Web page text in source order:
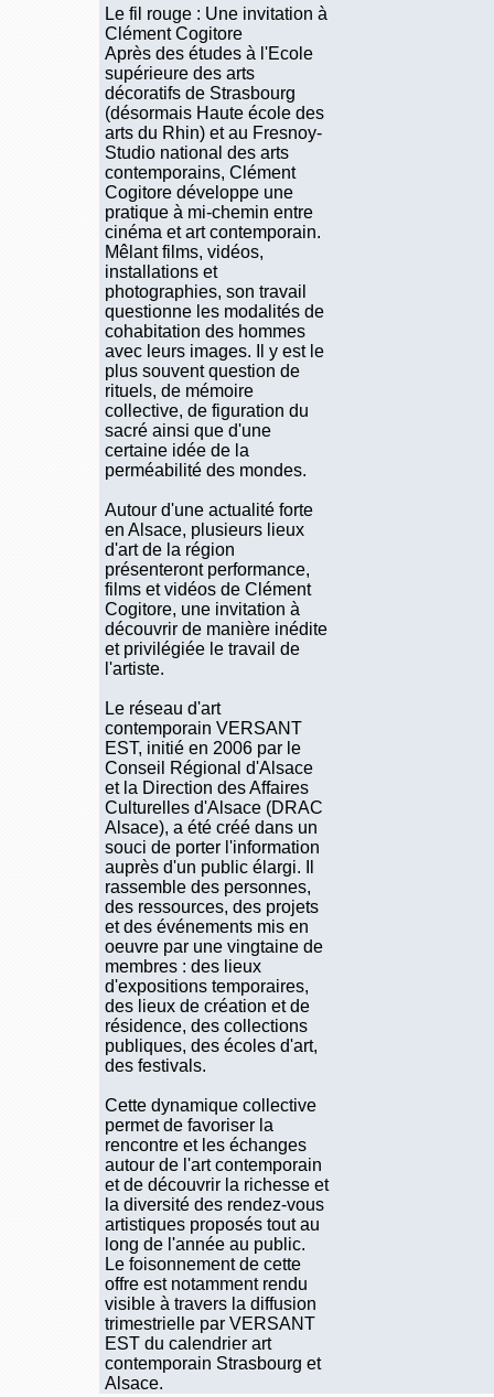
Le fil rouge : Une invitation à
Clément Cogitore
Après des études à l'Ecole
supérieure des arts
décoratifs de Strasbourg
(désormais Haute école des
arts du Rhin) et au Fresnoy-
Studio national des arts
contemporains, Clément
Cogitore développe une
pratique à mi-chemin entre
cinéma et art contemporain.
Mêlant films, vidéos,
installations et
photographies, son travail
questionne les modalités de
cohabitation des hommes
avec leurs images. Il y est le
plus souvent question de
rituels, de mémoire
collective, de figuration du
sacré ainsi que d'une
certaine idée de la
perméabilité des mondes.
Autour d'une actualité forte
en Alsace, plusieurs lieux
d'art de la région
présenteront performance,
films et vidéos de Clément
Cogitore, une invitation à
découvrir de manière inédite
et privilégiée le travail de
l'artiste.
Le réseau d'art
contemporain VERSANT
EST, initié en 2006 par le
Conseil Régional d'Alsace
et la Direction des Affaires
Culturelles d'Alsace (DRAC
Alsace), a été créé dans un
souci de porter l'information
auprès d'un public élargi. Il
rassemble des personnes,
des ressources, des projets
et des événements mis en
oeuvre par une vingtaine de
membres : des lieux
d'expositions temporaires,
des lieux de création et de
résidence, des collections
publiques, des écoles d'art,
des festivals.
Cette dynamique collective
permet de favoriser la
rencontre et les échanges
autour de l'art contemporain
et de découvrir la richesse et
la diversité des rendez-vous
artistiques proposés tout au
long de l'année au public.
Le foisonnement de cette
offre est notamment rendu
visible à travers la diffusion
trimestrielle par VERSANT
EST du calendrier art
contemporain Strasbourg et
Alsace.